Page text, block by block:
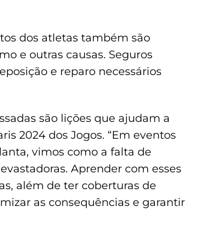
dos atletas também são
e outras causas. Seguros
e reparo necessários
são lições que ajudam a
2024 dos Jogos. “Em eventos
vimos como a falta de
Aprender com esses
além de ter coberturas de
as consequências e garantir